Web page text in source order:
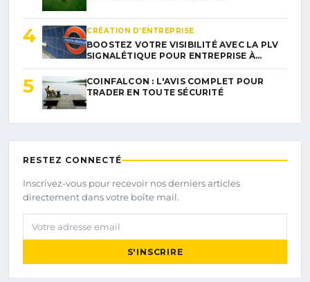
4 CRÉATION D’ENTREPRISE
BOOSTEZ VOTRE VISIBILITÉ AVEC LA PLV
SIGNALÉTIQUE POUR ENTREPRISE À…
5
COINFALCON : L'AVIS COMPLET POUR
TRADER EN TOUTE SÉCURITÉ
RESTEZ CONNECTÉ
Inscrivez-vous pour recevoir nos derniers articles
directement dans votre boîte mail.
Votre adresse email
S'INSCRIRE